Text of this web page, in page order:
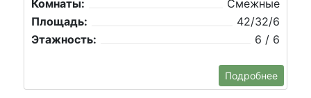
Комнаты:
Смежные
Площадь:
42/32/6
Этажность:
6 / 6
Подробнее